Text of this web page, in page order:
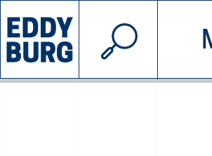
INIZIATIVE
© 2026 EDDYBURG